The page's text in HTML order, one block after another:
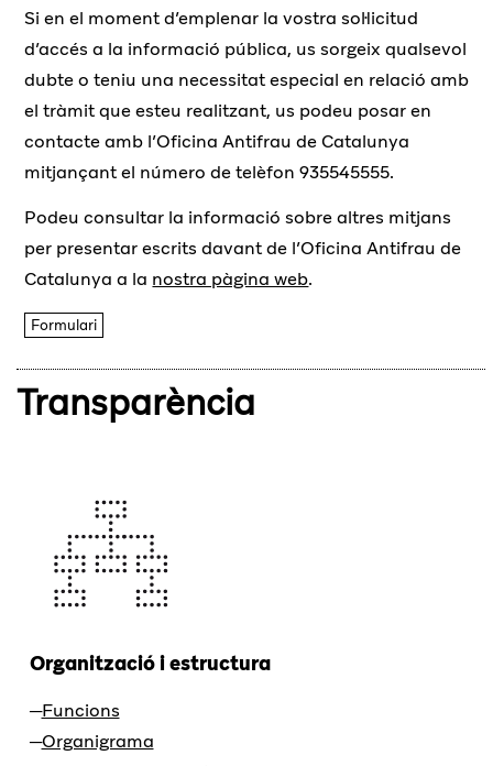
Si en el moment d’emplenar la vostra sol·licitud
d’accés a la informació pública, us sorgeix qualsevol
dubte o teniu una necessitat especial en relació amb
el tràmit que esteu realitzant, us podeu posar en
contacte amb l’Oficina Antifrau de Catalunya
mitjançant el número de telèfon 935545555.
Podeu consultar la informació sobre altres mitjans
per presentar escrits davant de l’Oficina Antifrau de
Catalunya a la nostra pàgina web.
Formulari
Transparència
Organització i estructura
Funcions
Organigrama